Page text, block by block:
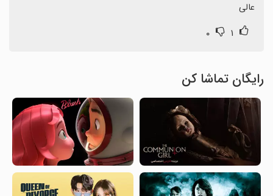
عالی
۱ ۰
رایگان تماشا کن